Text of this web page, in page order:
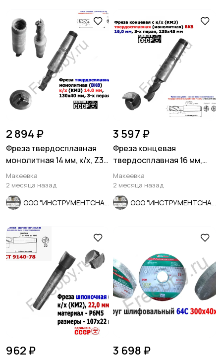
2 894 ₽
Фреза твердосплавная
монолитная 14 мм, к/х, Z3,
ВК8, 130/40 мм, СССР.
Макеевка
2 месяца назад
3 597 ₽
Фреза концевая
твердосплавная 16 мм,
монолит, ВК8, к/х, КМ3, Z3
СССР.
Макеевка
2 месяца назад
962 ₽ 3 698 ₽